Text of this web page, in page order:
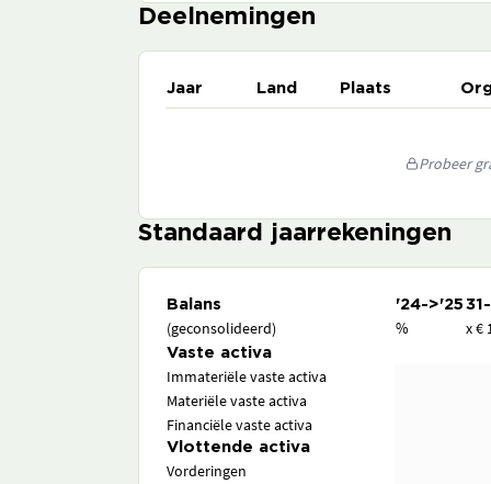
Deelnemingen
Jaar Land Plaats
Probeer
Standaard jaarrekeningen
Balans '24->'25
(geconsolideerd) % x €
Vaste activa
Immateriële vaste activa
Materiële vaste activa
Financiële vaste activa
Vlottende activa
Vorderingen